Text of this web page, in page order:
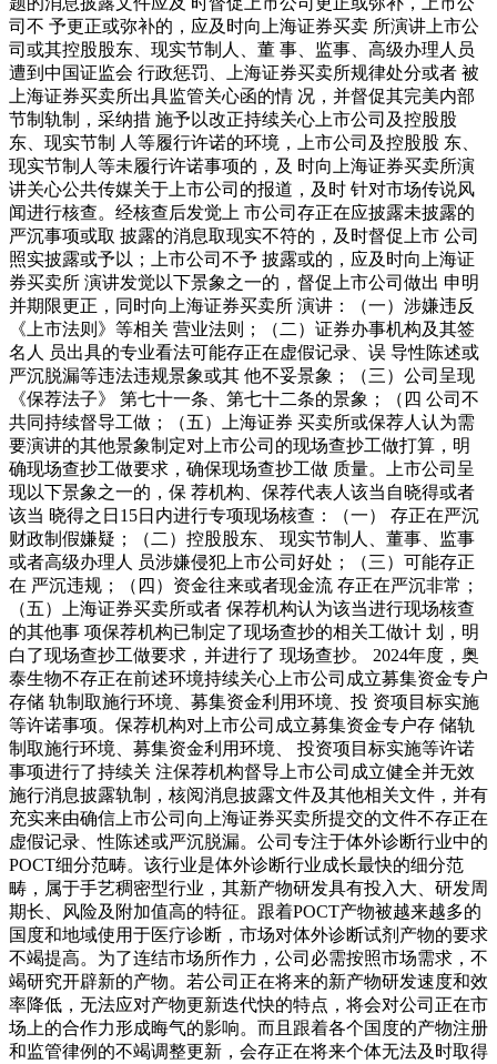
司不 予更正或弥补的，应及时向上海证券买卖 所演讲上市公
司或其控股股东、现实节制人、董 事、监事、高级办理人员
遭到中国证监会 行政惩罚、上海证券买卖所规律处分或者 被
上海证券买卖所出具监管关心函的情 况，并督促其完美内部
节制轨制，采纳措 施予以改正持续关心上市公司及控股股
东、现实节制 人等履行许诺的环境，上市公司及控股股 东、
现实节制人等未履行许诺事项的，及 时向上海证券买卖所演
讲关心公共传媒关于上市公司的报道，及时 针对市场传说风
闻进行核查。经核查后发觉上 市公司存正在应披露未披露的
严沉事项或取 披露的消息取现实不符的，及时督促上市 公司
照实披露或予以；上市公司不予 披露或的，应及时向上海证
券买卖所 演讲发觉以下景象之一的，督促上市公司做出 申明
并期限更正，同时向上海证券买卖所 演讲：（一）涉嫌违反
《上市法则》等相关 营业法则；（二）证券办事机构及其签
名人 员出具的专业看法可能存正在虚假记录、误 导性陈述或
严沉脱漏等违法违规景象或其 他不妥景象；（三）公司呈现
《保荐法子》 第七十一条、第七十二条的景象；（四 公司不
共同持续督导工做；（五）上海证券 买卖所或保荐人认为需
要演讲的其他景象制定对上市公司的现场查抄工做打算，明
确现场查抄工做要求，确保现场查抄工做 质量。上市公司呈
现以下景象之一的，保 荐机构、保荐代表人该当自晓得或者
该当 晓得之日15日内进行专项现场核查：（一） 存正在严沉
财政制假嫌疑；（二）控股股东、 现实节制人、董事、监事
或者高级办理人 员涉嫌侵犯上市公司好处；（三）可能存正
在 严沉违规；（四）资金往来或者现金流 存正在严沉非常；
（五）上海证券买卖所或者 保荐机构认为该当进行现场核查
的其他事 项保荐机构已制定了现场查抄的相关工做计 划，明
白了现场查抄工做要求，并进行了 现场查抄。 2024年度，奥
泰生物不存正在前述环境持续关心上市公司成立募集资金专户
存储 轨制取施行环境、募集资金利用环境、投 资项目标实施
等许诺事项。保荐机构对上市公司成立募集资金专户存 储轨
制取施行环境、募集资金利用环境、 投资项目标实施等许诺
事项进行了持续关 注保荐机构督导上市公司成立健全并无效
施行消息披露轨制，核阅消息披露文件及其他相关文件，并有
充实来由确信上市公司向上海证券买卖所提交的文件不存正在
虚假记录、性陈述或严沉脱漏。公司专注于体外诊断行业中的
POCT细分范畴。该行业是体外诊断行业成长最快的细分范
畴，属于手艺稠密型行业，其新产物研发具有投入大、研发周
期长、风险及附加值高的特征。跟着POCT产物被越来越多的
国度和地域使用于医疗诊断，市场对体外诊断试剂产物的要求
不竭提高。为了连结市场所作力，公司必需按照市场需求，不
竭研究开辟新的产物。若公司正在将来的新产物研发速度和效
率降低，无法应对产物更新迭代快的特点，将会对公司正在市
场上的合作力形成晦气的影响。而且跟着各个国度的产物注册
和监管律例的不竭调整更新，会存正在将来个体无法及时取得